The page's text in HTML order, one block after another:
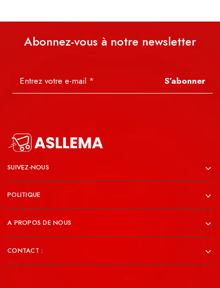
Abonnez-vous à notre newsletter
S’abonner
SUIVEZ-NOUS
POLITIQUE
A PROPOS DE NOUS
CONTACT :